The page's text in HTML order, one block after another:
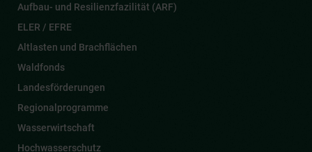
Aufbau- und Resilienzfazilität (ARF)
ELER / EFRE
Altlasten und Brachflächen
Waldfonds
Landesförderungen
Regionalprogramme
Wasserwirtschaft
Hochwasserschutz